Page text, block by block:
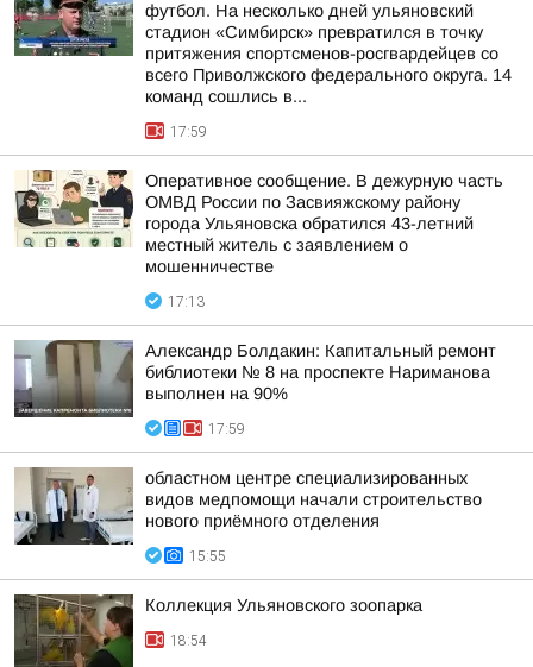
футбол. На несколько дней ульяновский
стадион «Симбирск» превратился в точку
притяжения спортсменов-росгвардейцев со
всего Приволжского федерального округа. 14
команд сошлись в...
17:59
Оперативное сообщение. В дежурную часть
ОМВД России по Засвияжскому району
города Ульяновска обратился 43-летний
местный житель с заявлением о
мошенничестве
17:13
Александр Болдакин: Капитальный ремонт
библиотеки № 8 на проспекте Нариманова
выполнен на 90%
17:59
областном центре специализированных
видов медпомощи начали строительство
нового приёмного отделения
15:55
Коллекция Ульяновского зоопарка
18:54